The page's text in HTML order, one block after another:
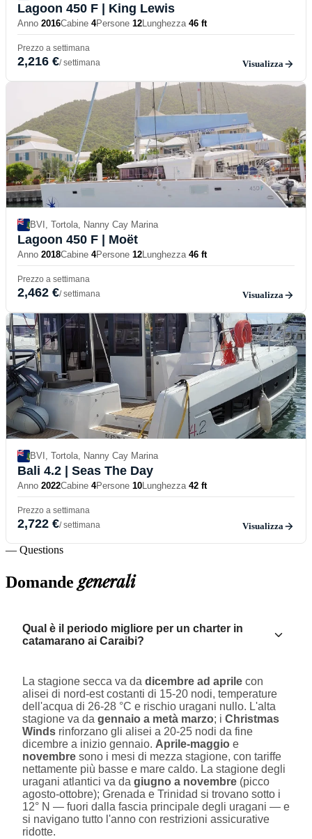
Lagoon 450 F | King Lewis
Anno 2016Cabine 4Persone 12Lunghezza 46 ft
Prezzo a settimana
2,216 €/ settimana Visualizza
BVI, Tortola, Nanny Cay Marina
Lagoon 450 F | Moët
Anno 2018Cabine 4Persone 12Lunghezza 46 ft
Prezzo a settimana
2,462 €/ settimana Visualizza
BVI, Tortola, Nanny Cay Marina
Bali 4.2 | Seas The Day
Anno 2022Cabine 4Persone 10Lunghezza 42 ft
Prezzo a settimana
2,722 €/ settimana Visualizza
— Questions
Domandegenerali
Qual è il periodo migliore per un charter in
catamarano ai Caraibi?
La stagione secca va da dicembre ad aprile con
alisei di nord-est costanti di 15-20 nodi, temperature
dell'acqua di 26-28 °C e rischio uragani nullo. L'alta
stagione va da gennaio a metà marzo; i Christmas
Winds rinforzano gli alisei a 20-25 nodi da fine
dicembre a inizio gennaio. Aprile-maggio e
novembre sono i mesi di mezza stagione, con tariffe
nettamente più basse e mare caldo. La stagione degli
uragani atlantici va da giugno a novembre (picco
agosto-ottobre); Grenada e Trinidad si trovano sotto i
12° N — fuori dalla fascia principale degli uragani — e
si navigano tutto l'anno con restrizioni assicurative
ridotte.